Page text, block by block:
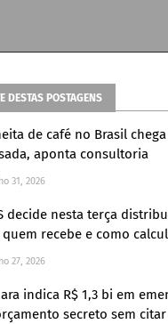
DESTAS POSTAGENS
de café no Brasil chega
aponta consultoria
31, 2026
decide nesta terça
quem recebe e como
27, 2026
indica R$ 1,3 bi em
secreto sem